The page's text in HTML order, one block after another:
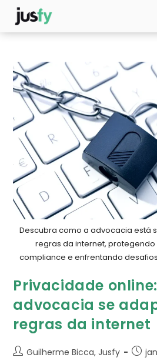
Descubra como a advocacia está
regras da internet,
compliance e enfrentando
Privacidade
advocacia se
regras da internet
Guilherme Bicca, Jusfy